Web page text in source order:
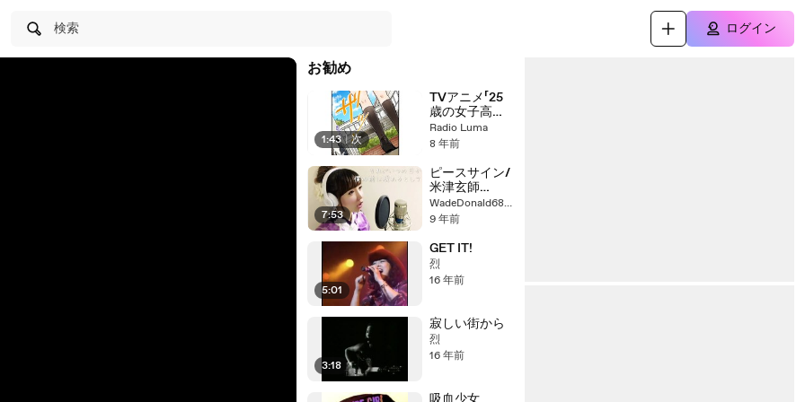
検索 ログイン
お勧め
1:43 | 次
TVアニメ「25
歳の女子高生」
／主題歌
「Reunion」
Radio Luma
8 年前
7:53
ピースサイン/
米津玄師
cover アニメ
『僕のヒーロー
2期オープニン
グテー
マ/OP【フル歌
詞付き】
WadeDonald68392365
9 年前
5:01
GET IT!
烈
16 年前
3:18
寂しい街から
烈
16 年前